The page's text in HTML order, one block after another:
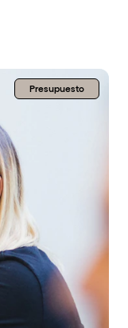
Presupuesto